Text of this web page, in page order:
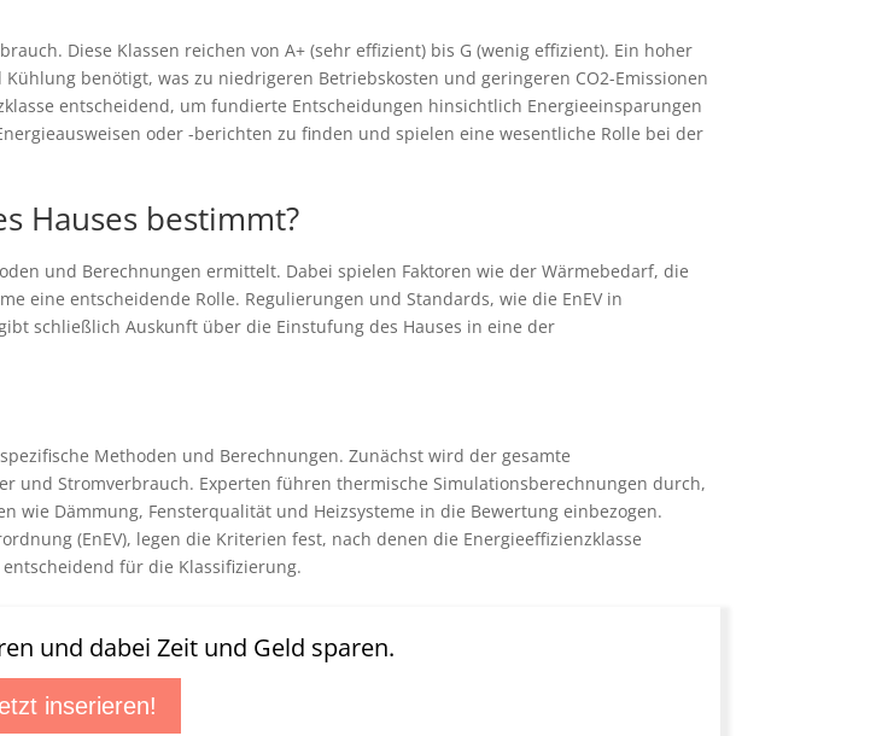
Diese Klassen reichen von A+ (sehr effizient) bis G (wenig effizient). Ein hoher
benötigt, was zu niedrigeren Betriebskosten und geringeren CO2-Emissionen
entscheidend, um fundierte Entscheidungen hinsichtlich Energieeinsparungen
oder -berichten zu finden und spielen eine wesentliche Rolle bei der
Hauses bestimmt?
und Berechnungen ermittelt. Dabei spielen Faktoren wie der Wärmebedarf, die
eine entscheidende Rolle. Regulierungen und Standards, wie die EnEV in
schließlich Auskunft über die Einstufung des Hauses in eine der
Methoden und Berechnungen. Zunächst wird der gesamte
und Stromverbrauch. Experten führen thermische Simulationsberechnungen durch,
wie Dämmung, Fensterqualität und Heizsysteme in die Bewertung einbezogen.
(EnEV), legen die Kriterien fest, nach denen die Energieeffizienzklasse
für die Klassifizierung.
und dabei Zeit und Geld sparen.
inserieren!